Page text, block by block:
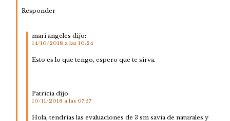
Responder
mari angeles dijo:
14/10/2018 a las 10:24
Esto es lo que tengo, espero que te sirva.
Patricia dijo:
10/11/2018 a las 07:57
Hola, tendrías las evaluaciones de 3 sm savia de naturales y